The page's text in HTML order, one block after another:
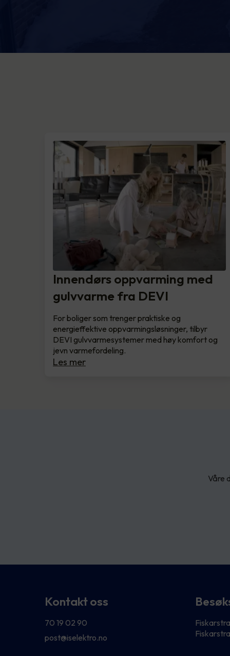
Innendørs oppvarming med
gulvvarme fra DEVI
For boliger som trenger praktiske og
energieffektive oppvarmingsløsninger, tilbyr
DEVI gulvvarmesystemer med høy komfort og
jevn varmefordeling.
Les mer
Våre
Kontakt oss
70 19 02 90
post@iselektro.no